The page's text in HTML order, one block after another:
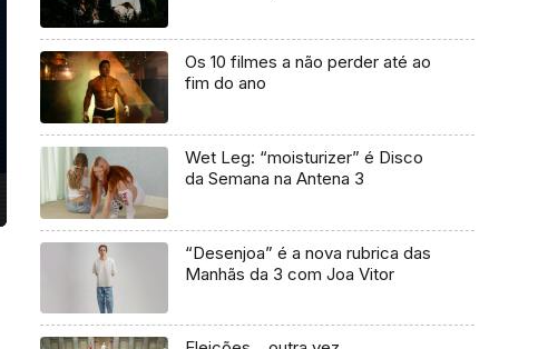
Os 10 filmes a não perder até ao
fim do ano
Wet Leg: “moisturizer” é Disco
da Semana na Antena 3
“Desenjoa” é a nova rubrica das
Manhãs da 3 com Joa Vitor